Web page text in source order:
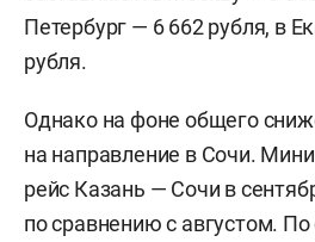
Петербург — 6 662 рубля, в
рубля.
Однако на фоне общего
на направление в Сочи.
рейс Казань — Сочи в
по сравнению с августом.